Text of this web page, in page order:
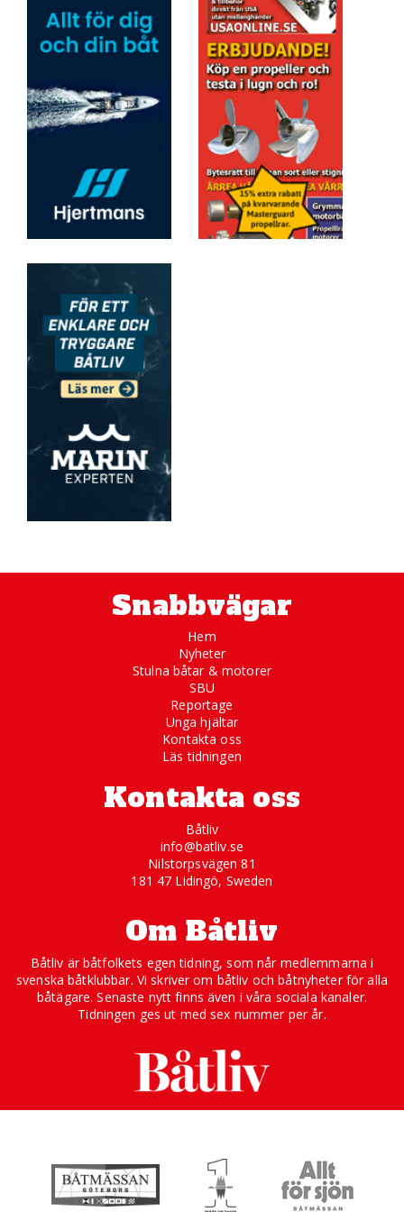
Snabbvägar
Hem
Nyheter
Stulna båtar & motorer
SBU
Reportage
Unga hjältar
Kontakta oss
Läs tidningen
Kontakta oss
Båtliv
info@batliv.se
Nilstorpsvägen 81
181 47 Lidingö, Sweden
Om Båtliv
Båtliv är båtfolkets egen tidning, som når medlemmarna i
svenska båtklubbar. Vi skriver om båtliv och båtnyheter för alla
båtägare. Senaste nytt finns även i våra sociala kanaler.
Tidningen ges ut med sex nummer per år.